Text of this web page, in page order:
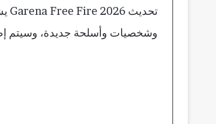
وشخصيات وأسلحة جديدة، وسيتم